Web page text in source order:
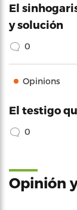
El
y solución
0
Opinions
El testigo
0
Opinión